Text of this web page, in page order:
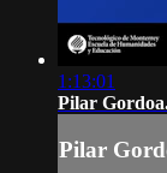
1:13:01
Pilar
Pilar